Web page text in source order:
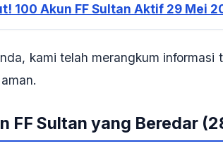
100 Akun FF Sultan Aktif 29 Mei
kami telah merangkum
FF Sultan yang Beredar